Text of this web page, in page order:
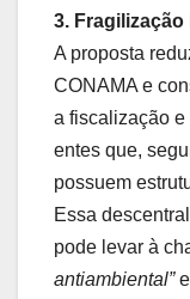
3.
A proposta
CONAMA e
a fiscalização
entes que,
possuem
Essa
pode levar à
antiambiental”